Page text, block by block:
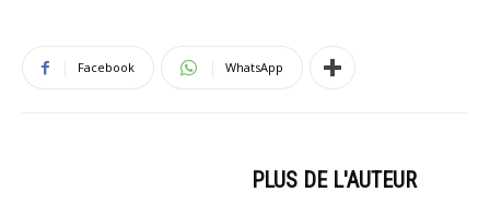
Facebook WhatsApp
PLUS DE L'AUTEUR